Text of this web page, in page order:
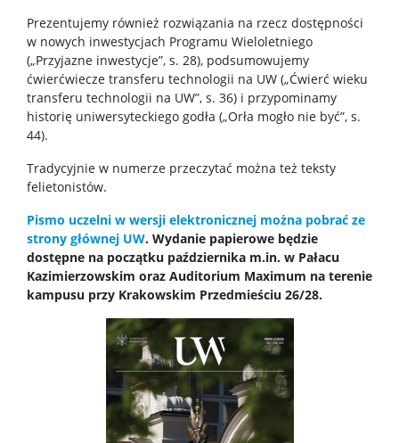
Spotkasz nas
Wykłady z ciekawej chemii
Exhibition „Chemistry is all around”
Dołącz do gry – twórz z nami przyszłość chemii!
Zjazd Dziekanów Wydziałów Chemicznych 2026
Prezentujemy również rozwiązania na rzecz dostępności
w nowych inwestycjach Programu Wieloletniego
(„Przyjazne inwestycje”, s. 28), podsumowujemy
ćwierćwiecze transferu technologii na UW („Ćwierć wieku
transferu technologii na UW”, s. 36) i przypominamy
historię uniwersyteckiego godła („Orła mogło nie być”, s.
44).
Tradycyjnie w numerze przeczytać można też teksty
felietonistów.
Pismo uczelni w wersji elektronicznej można pobrać ze
strony głównej UW. Wydanie papierowe będzie
dostępne na początku października m.in. w Pałacu
Kazimierzowskim oraz Auditorium Maximum na terenie
kampusu przy Krakowskim Przedmieściu 26/28.